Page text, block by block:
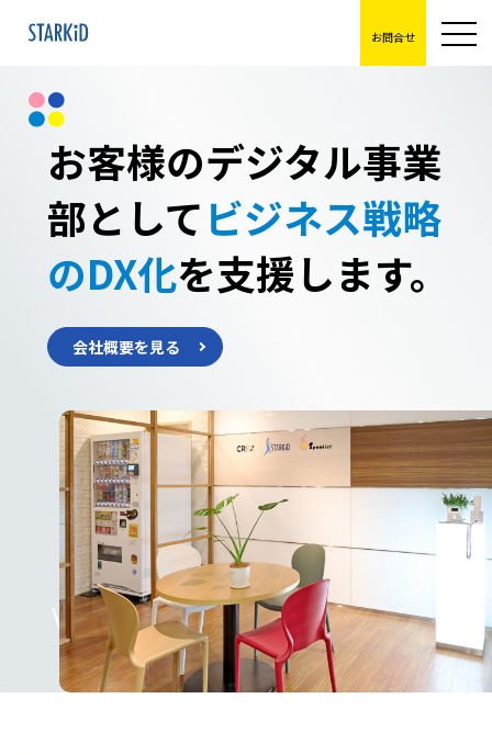
お問合せ
お客様のデジタル事業
部としてビジネス戦略
のDX化を支援します。
会社概要を見る
WEB